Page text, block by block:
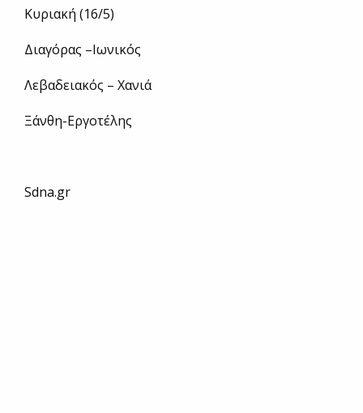
Κυριακή (16/5)
Διαγόρας –Ιωνικός
Λεβαδειακός – Χανιά
Ξάνθη-Εργοτέλης
Sdna.gr